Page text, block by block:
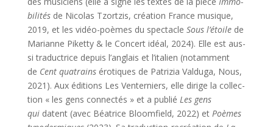
bi­li­tésde Nico­las Tzort­zis, créa­tion France musique,
2019, et les vidéo-poèmes du spec­tacle Sous l’étoilede
Marianne Piket­ty & le Concert idéal, 2024). Elle est aus­
si tra­duc­trice depuis l’anglais et l’italien (notam­ment
de Cent qua­trains éro­tiques de Patri­zia Val­du­ga, Nous,
2021). Aux édi­tions Les Ven­ter­niers, elle dirige la col­lec­
tion « les gens connec­tés » et a publié Les gens
qui datent (avec Béa­trice Bloom­field, 2022) et Poèmes